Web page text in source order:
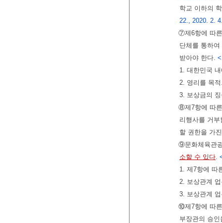
학교 이하의
22., 2020. 2.
⑦제6항에 따
단체를 통하
받아야 한다.
1. 대한민국
2. 영리를 목
3. 보상금의
⑧제7항에 따
리행사를 거
할 권한을 가
⑨문화체육관
소할 수 있다.
1. 제7항에 따
2. 보상관계
3. 보상관계
⑩제7항에 따
부장관의 승